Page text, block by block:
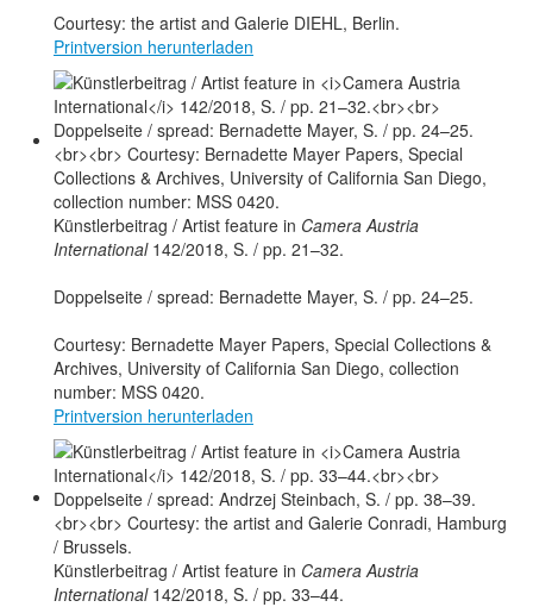
Courtesy: the artist and Galerie DIEHL, Berlin.
Printversion herunterladen
Künstlerbeitrag / Artist feature in Camera Austria
International142/2018, S. / pp. 21–32.
Doppelseite / spread: Bernadette Mayer, S. / pp. 24–25.
Courtesy: Bernadette Mayer Papers, Special Collections &
Archives, University of California San Diego, collection
number: MSS 0420.
Printversion herunterladen
Künstlerbeitrag / Artist feature in Camera Austria
International142/2018, S. / pp. 33–44.